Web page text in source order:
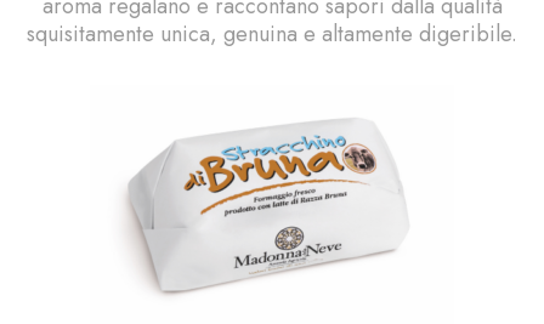
squisitamente unica, genuina e altamente digeribile.